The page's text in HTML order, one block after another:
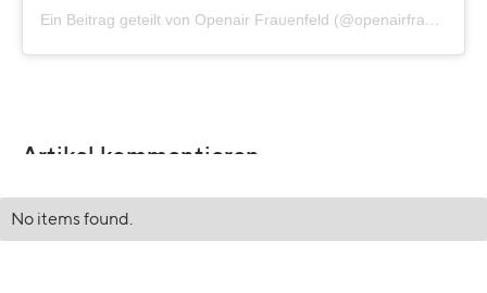
Ein Beitrag geteilt von Openair Frauenfeld (@openairfrauenfeldofficial)
Artikel kommentieren
No items found.